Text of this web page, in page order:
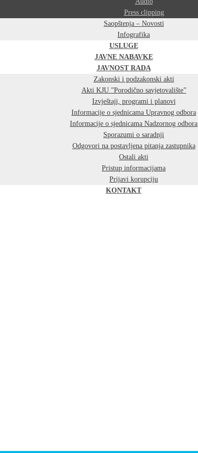
Press clipping
Saopštenja – Novosti
Infografika
USLUGE
JAVNE NABAVKE
JAVNOST RADA
Zakonski i podzakonski akti
Akti KJU ”Porodično savjetovalište”
Izvještaji, programi i planovi
Informacije o sjednicama Upravnog odbora
Informacije o sjednicama Nadzornog odbora
Sporazumi o saradnji
Odgovori na postavljena pitanja zastupnika
Ostali akti
Pristup informacijama
Prijavi korupciju
KONTAKT